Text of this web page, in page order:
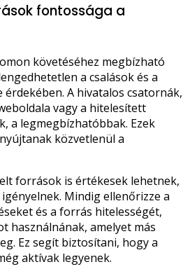
fontossága a
követéséhez megbízható
a csalások és a
A hivatalos csatornák,
vagy a hitelesített
a legmegbízhatóbbak. Ezek
közvetlenül a
források is értékesek lehetnek,
Mindig ellenőrizze a
és a forrás hitelességét,
használnának, amelyet más
Ez segít biztosítani, hogy a
aktívak legyenek.